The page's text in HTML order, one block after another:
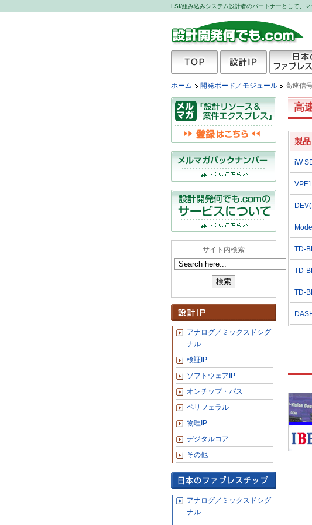
LSI/組み込みシステム設計者のパートナーとして、
設計開発何でも.com
ホーム 開発ボード／モジュール 高速信
高
製
iW
VPF1
TD-
TD-
TD-
サイト内検索
アナログ／ミックスドシグ
ナル
検証IP
ソフトウェアIP
オンチップ・バス
ペリフェラル
物理IP
デジタルコア
その他
アナログ／ミックスドシグ
ナル